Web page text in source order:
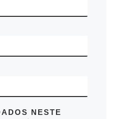
NESTE